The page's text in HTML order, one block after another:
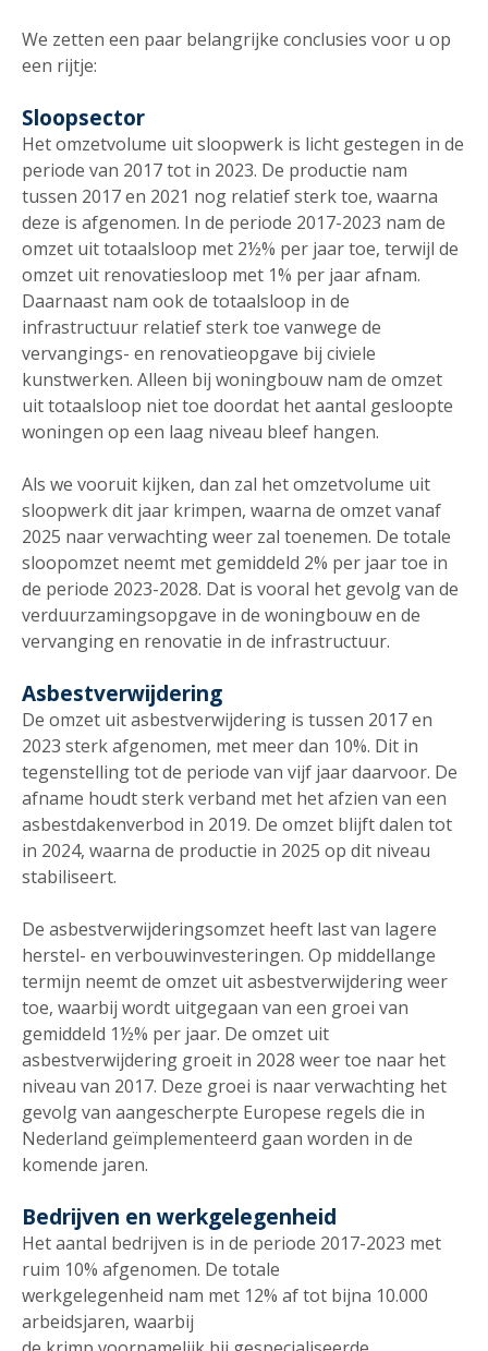
We zetten een paar belangrijke conclusies voor u op
een rijtje:
Sloopsector
Het omzetvolume uit sloopwerk is licht gestegen in de
periode van 2017 tot in 2023. De productie nam
tussen 2017 en 2021 nog relatief sterk toe, waarna
deze is afgenomen. In de periode 2017-2023 nam de
omzet uit totaalsloop met 2½% per jaar toe, terwijl de
omzet uit renovatiesloop met 1% per jaar afnam.
Daarnaast nam ook de totaalsloop in de
infrastructuur relatief sterk toe vanwege de
vervangings- en renovatieopgave bij civiele
kunstwerken. Alleen bij woningbouw nam de omzet
uit totaalsloop niet toe doordat het aantal gesloopte
woningen op een laag niveau bleef hangen.
Als we vooruit kijken, dan zal het omzetvolume uit
sloopwerk dit jaar krimpen, waarna de omzet vanaf
2025 naar verwachting weer zal toenemen. De totale
sloopomzet neemt met gemiddeld 2% per jaar toe in
de periode 2023-2028. Dat is vooral het gevolg van de
verduurzamingsopgave in de woningbouw en de
vervanging en renovatie in de infrastructuur.
Asbestverwijdering
De omzet uit asbestverwijdering is tussen 2017 en
2023 sterk afgenomen, met meer dan 10%. Dit in
tegenstelling tot de periode van vijf jaar daarvoor. De
afname houdt sterk verband met het afzien van een
asbestdakenverbod in 2019. De omzet blijft dalen tot
in 2024, waarna de productie in 2025 op dit niveau
stabiliseert.
De asbestverwijderingsomzet heeft last van lagere
herstel- en verbouwinvesteringen. Op middellange
termijn neemt de omzet uit asbestverwijdering weer
toe, waarbij wordt uitgegaan van een groei van
gemiddeld 1½% per jaar. De omzet uit
asbestverwijdering groeit in 2028 weer toe naar het
niveau van 2017. Deze groei is naar verwachting het
gevolg van aangescherpte Europese regels die in
Nederland geïmplementeerd gaan worden in de
komende jaren.
Bedrijven en werkgelegenheid
Het aantal bedrijven is in de periode 2017-2023 met
ruim 10% afgenomen. De totale
werkgelegenheid nam met 12% af tot bijna 10.000
arbeidsjaren, waarbij